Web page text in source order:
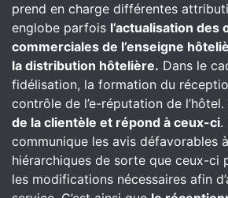
prend en charge différentes
englobe parfois l’actualisation des
commerciales de l’enseigne
la distribution hôtelière. Dans le
fidélisation, la formation du
contrôle de l’e-réputation de l’hôtel.
de la clientèle et répond à ceux-ci.
communique les avis défavorables
hiérarchiques de sorte que ceux-ci
les modifications nécessaires afin